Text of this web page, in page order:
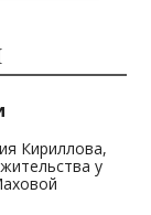
Кириллова,
у